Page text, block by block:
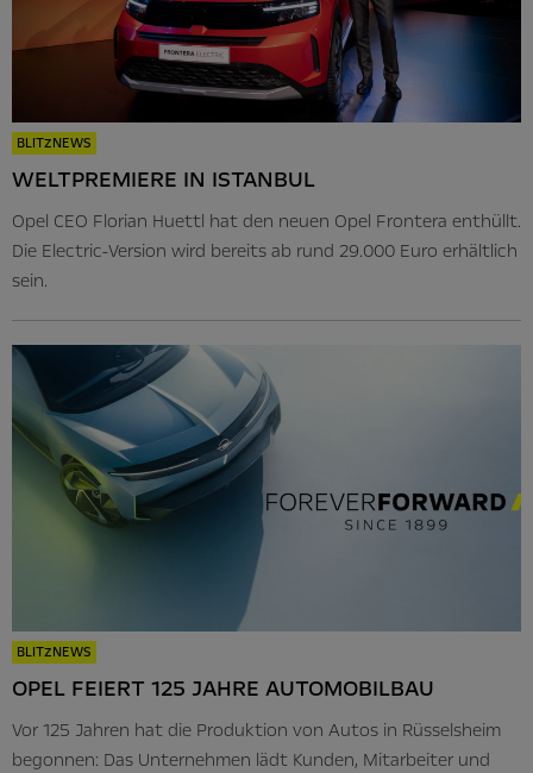
BLITZNEWS
WELTPREMIERE IN ISTANBUL
Opel CEO Florian Huettl hat den neuen Opel Frontera enthüllt.
Die Electric-Version wird bereits ab rund 29.000 Euro erhältlich
sein.
BLITZNEWS
OPEL FEIERT 125 JAHRE AUTOMOBILBAU
Vor 125 Jahren hat die Produktion von Autos in Rüsselsheim
begonnen: Das Unternehmen lädt Kunden, Mitarbeiter und